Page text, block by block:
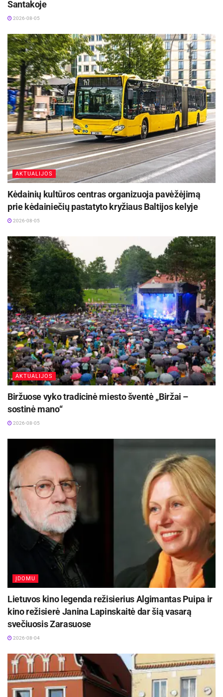
Santakoje
2026-08-05
AKTUALIJOS
Kėdainių kultūros centras organizuoja pavėžėjimą
prie kėdainiečių pastatyto kryžiaus Baltijos kelyje
2026-08-05
AKTUALIJOS
Biržuose vyko tradicinė miesto šventė „Biržai –
sostinė mano“
2026-08-05
ĮDOMU
Lietuvos kino legenda režisierius Algimantas Puipa ir
kino režisierė Janina Lapinskaitė dar šią vasarą
svečiuosis Zarasuose
2026-08-04